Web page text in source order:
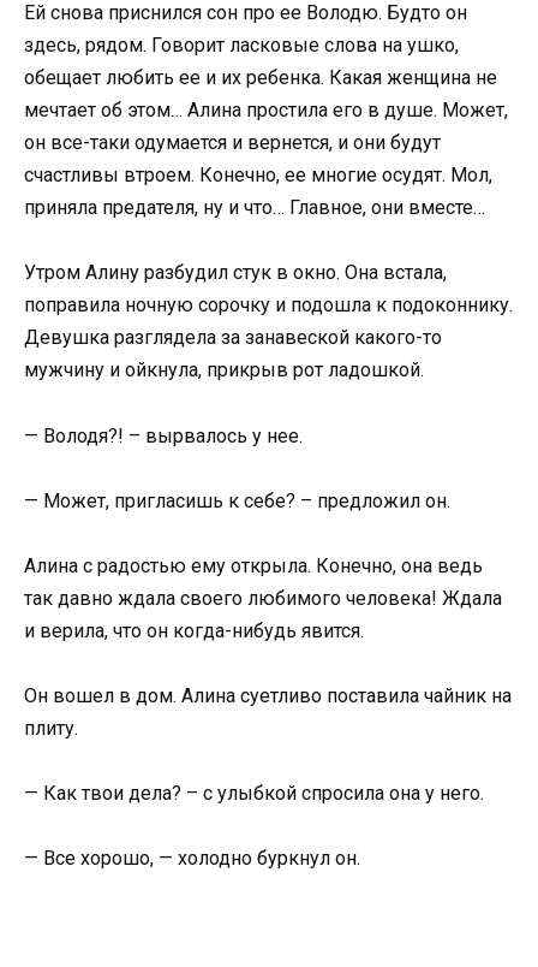
Ей снова приснился сон про ее Володю. Будто он
здесь, рядом. Говорит ласковые слова на ушко,
обещает любить ее и их ребенка. Какая женщина не
мечтает об этом… Алина простила его в душе. Может,
он все-таки одумается и вернется, и они будут
счастливы втроем. Конечно, ее многие осудят. Мол,
приняла предателя, ну и что… Главное, они вместе…
Утром Алину разбудил стук в окно. Она встала,
поправила ночную сорочку и подошла к подоконнику.
Девушка разглядела за занавеской какого-то
мужчину и ойкнула, прикрыв рот ладошкой.
— Володя?! – вырвалось у нее.
— Может, пригласишь к себе? – предложил он.
Алина с радостью ему открыла. Конечно, она ведь
так давно ждала своего любимого человека! Ждала
и верила, что он когда-нибудь явится.
Он вошел в дом. Алина суетливо поставила чайник на
плиту.
— Как твои дела? – с улыбкой спросила она у него.
— Все хорошо, — холодно буркнул он.